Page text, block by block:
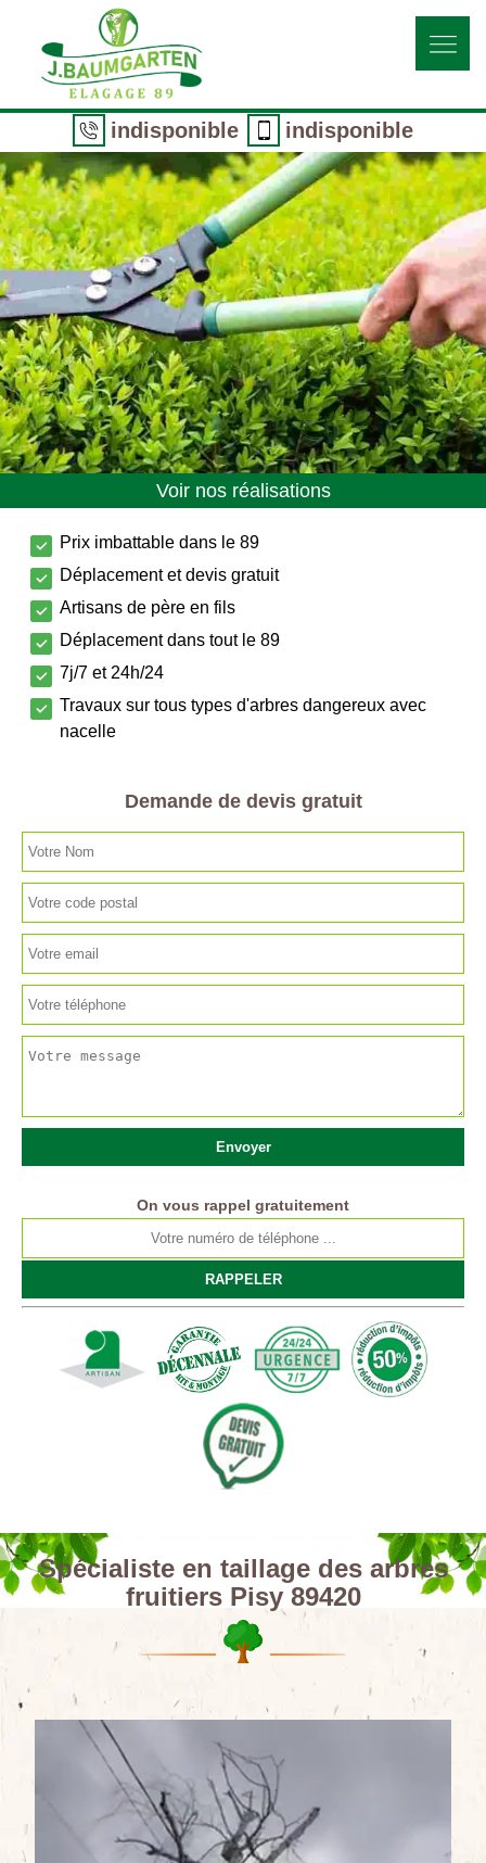
indisponible indisponible
Voir nos réalisations
Prix imbattable dans le 89
Déplacement et devis gratuit
Artisans de père en fils
Déplacement dans tout le 89
7j/7 et 24h/24
Travaux sur tous types d'arbres dangereux avec
nacelle
Demande de devis gratuit
On vous rappel gratuitement
Spécialiste en taillage des arbres
fruitiers Pisy 89420